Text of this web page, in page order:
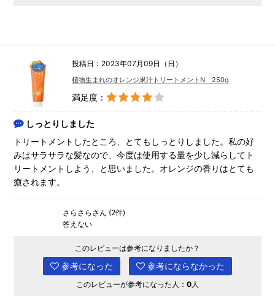
投稿日：2023年07月09日（日）
植物生まれのオレンジ果汁トリートメントN 250g
満足度：
しっとりしました
トリートメントしたところ、とてもしっとりしました。私の好
みはサラサラな髪なので、今度は使用する量を少し減らしてト
リートメントしよう、と思いました。オレンジの香りはとても
癒されます。
さらさらさん (2件)
答えない
このレビューは参考になりましたか？
参考になった 参考にならなかった
このレビューが参考になった人： 0人